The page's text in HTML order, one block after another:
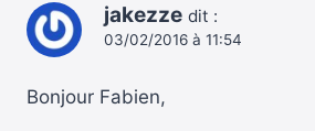
jakezze dit :
03/02/2016 à 11:54
Bonjour Fabien,